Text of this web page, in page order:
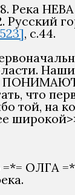
Река
Русский
, с.44.
что
той, на
=*= ОЛГА